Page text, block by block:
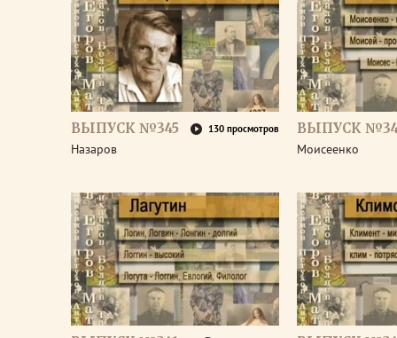
ВЫПУСК №345 130 просмотров
Назаров
ВЫПУСК
Моисеенко